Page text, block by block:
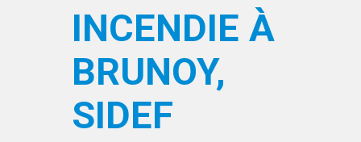
INCENDIE À
BRUNOY,
SIDEF